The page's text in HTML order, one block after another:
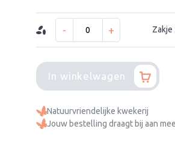
- + Zakje
In winkelwagen
Natuurvriendelijke kwekerij
Jouw bestelling draagt bij aan